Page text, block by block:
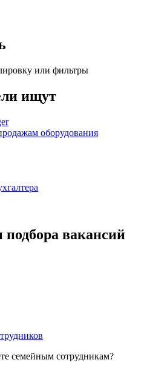
или фильтры
ищут
оборудования
вакансий
семейным сотрудникам?